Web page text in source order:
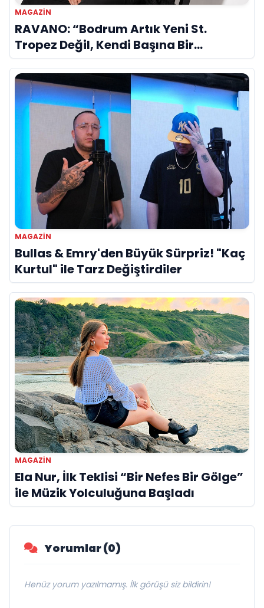
MAGAZIN
RAVANO: “Bodrum Artık Yeni St.
Tropez Değil, Kendi Başına Bir
Referans”
MAGAZIN
Bullas & Emry'den Büyük Sürpriz! "Kaç
Kurtul" ile Tarz Değiştirdiler
MAGAZIN
Ela Nur, İlk Teklisi “Bir Nefes Bir Gölge”
ile Müzik Yolculuğuna Başladı
Yorumlar (0)
Henüz yorum yazılmamış. İlk görüşü siz bildirin!